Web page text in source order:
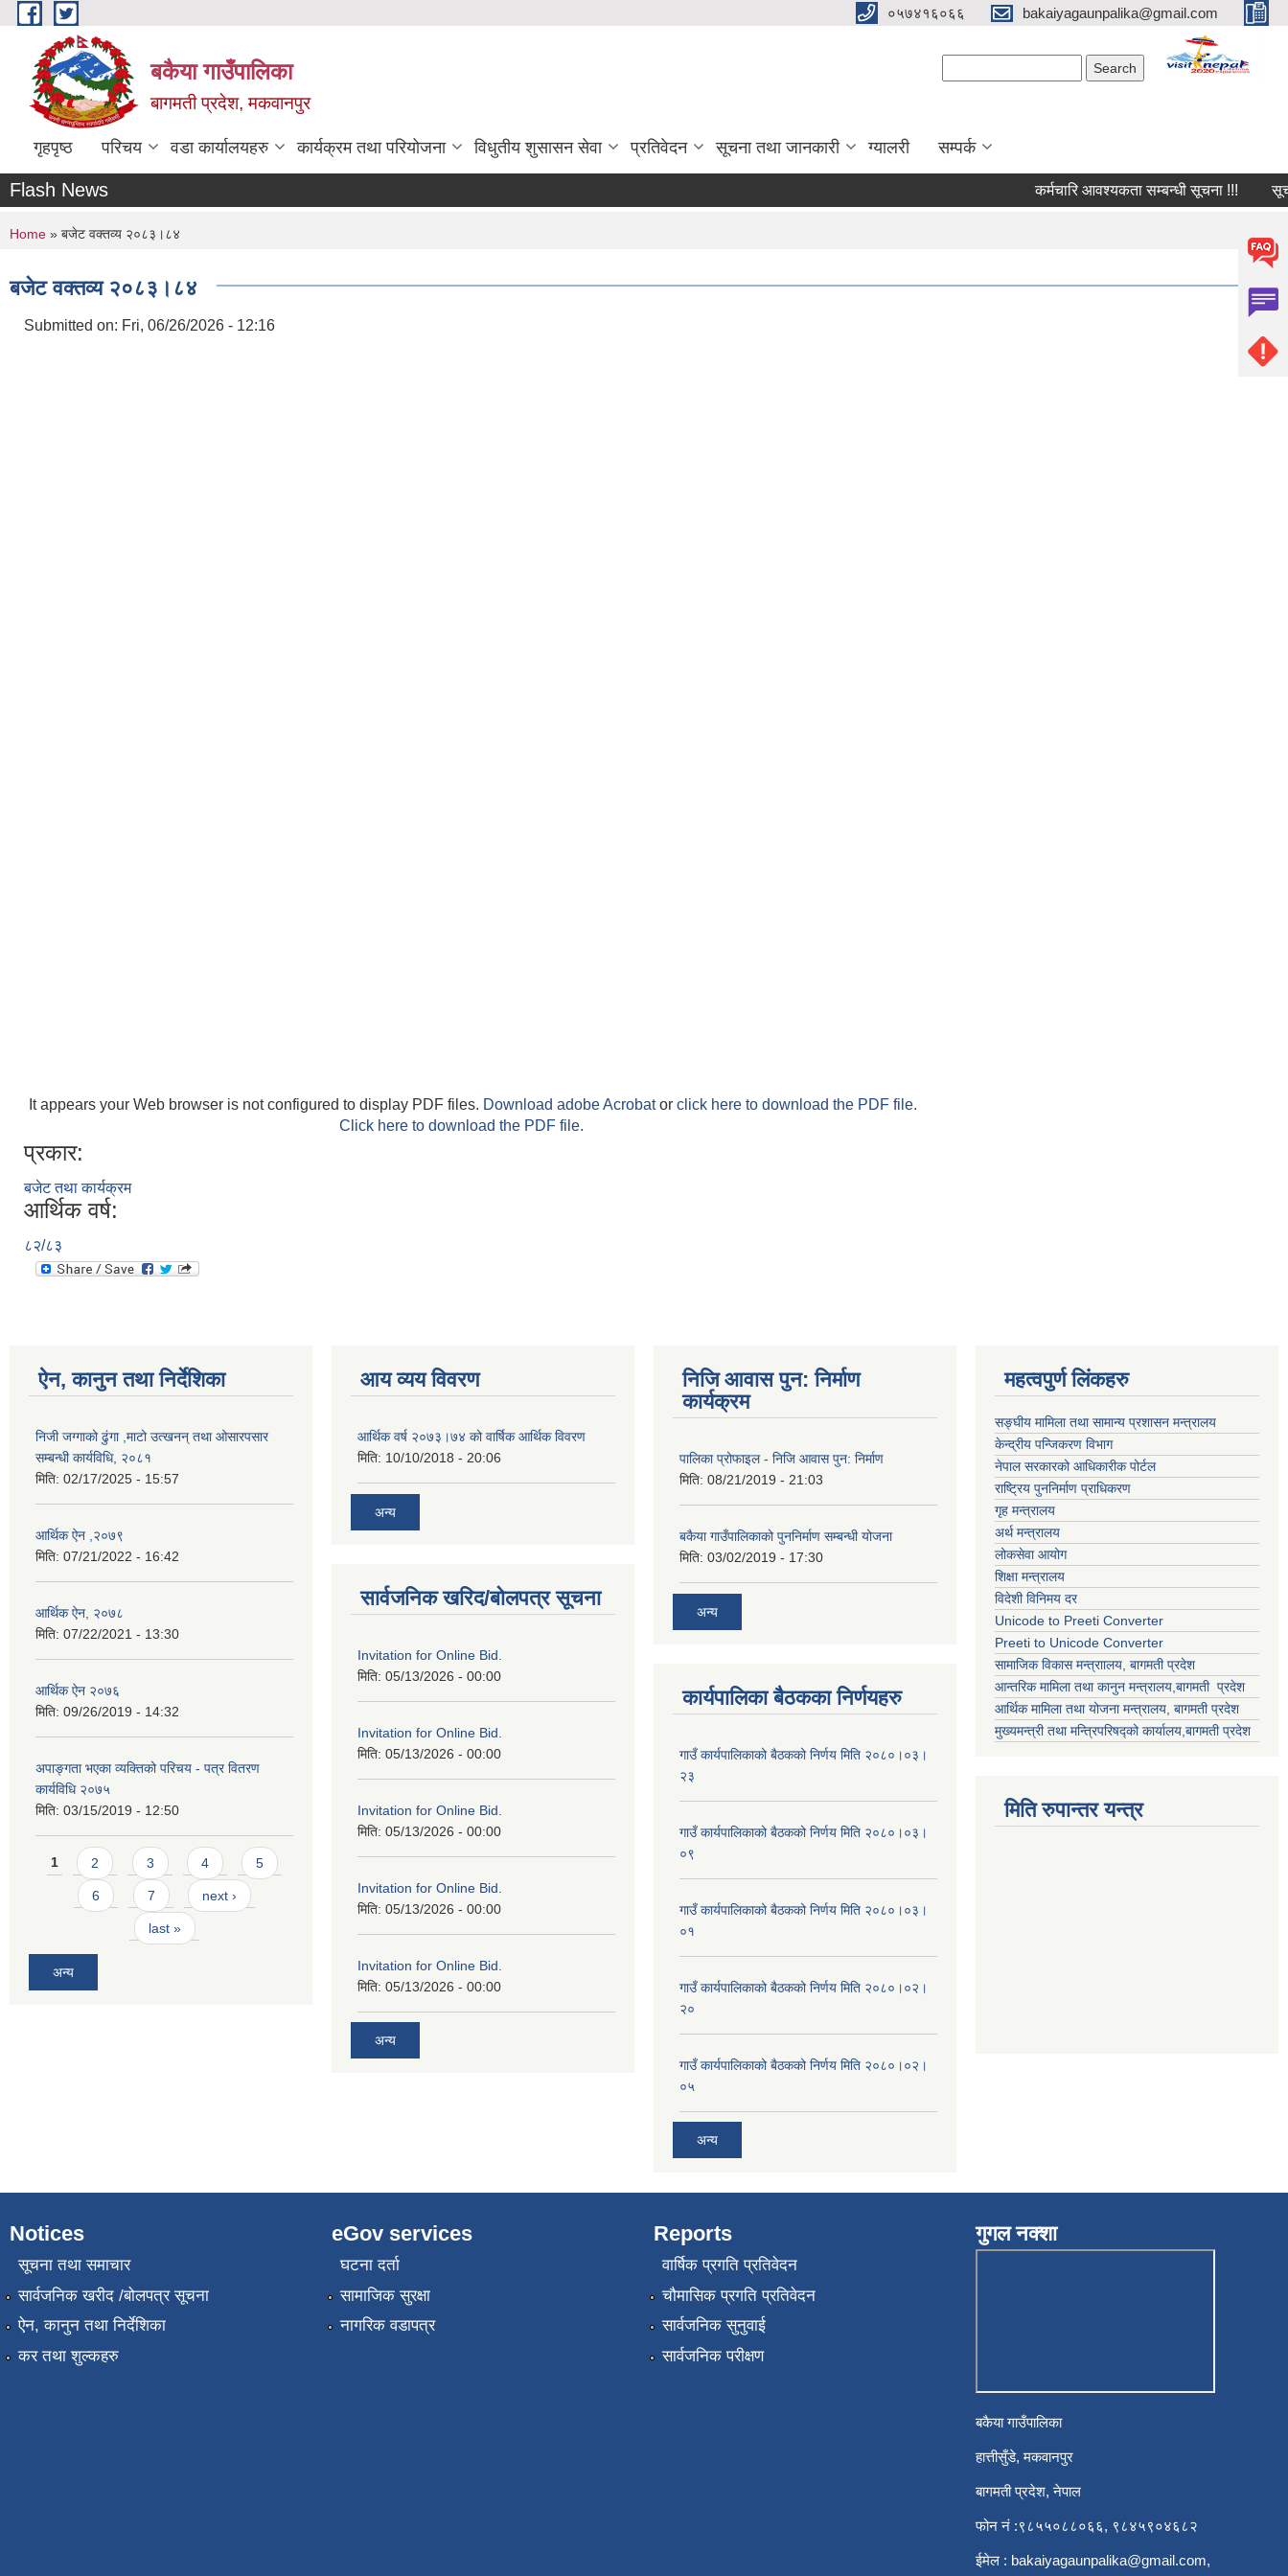
Skip to main content ०५७४१६०६६ bakaiyagaunpalika@gmail.com
बकैया गाउँपालिका
बागमती प्रदेश, मकवानपुर
गृहपृष्ठ परिचय वडा कार्यालयहरु कार्यक्रम तथा परियोजना विधुतीय शुसासन सेवा प्रतिवेदन सूचना तथा जानकारी ग्यालरी सम्पर्क
Flash News कर्मचारि आवश्यकता सम्बन्धी सूचना !!!
You are here
Home » बजेट वक्तव्य २०८३।८४
बजेट वक्तव्य २०८३।८४
Submitted on: Fri, 06/26/2026 - 12:16
It appears your Web browser is not configured to display PDF files. Download adobe Acrobator click here to download the PDF file.
Click here to download the PDF file.
प्रकार:
बजेट तथा कार्यक्रम
आर्थिक वर्ष:
८२/८३
ऐन, कानुन तथा निर्देशिका
निजी जग्गाको ढुंगा ,माटो उत्खनन् तथा ओसारपसार
सम्बन्धी कार्यविधि, २०८१
मिति: 02/17/2025 - 15:57
आर्थिक ऐन ,२०७९
मिति: 07/21/2022 - 16:42
आर्थिक ऐन, २०७८
मिति: 07/22/2021 - 13:30
आर्थिक ऐन २०७६
मिति: 09/26/2019 - 14:32
अपाङ्गता भएका व्यक्तिको परिचय - पत्र वितरण
कार्यविधि २०७५
मिति: 03/15/2019 - 12:50
Pages
1 2 3 4 5
6 7 next ›
last »
अन्य
आय व्यय विवरण
आर्थिक वर्ष २०७३।७४ को वार्षिक आर्थिक विवरण
मिति: 10/10/2018 - 20:06
अन्य
सार्वजनिक खरिद/बोलपत्र सूचना
Invitation for Online Bid.
मिति: 05/13/2026 - 00:00
Invitation for Online Bid.
मिति: 05/13/2026 - 00:00
Invitation for Online Bid.
मिति: 05/13/2026 - 00:00
Invitation for Online Bid.
मिति: 05/13/2026 - 00:00
Invitation for Online Bid.
मिति: 05/13/2026 - 00:00
अन्य
निजि आवास पुन: निर्माण
कार्यक्रम
पालिका प्रोफाइल - निजि आवास पुन: निर्माण
मिति: 08/21/2019 - 21:03
बकैया गाउँपालिकाको पुननिर्माण सम्बन्धी योजना
मिति: 03/02/2019 - 17:30
अन्य
कार्यपालिका बैठकका निर्णयहरु
गाउँ कार्यपालिकाको बैठकको निर्णय मिति २०८०।०३।
२३
गाउँ कार्यपालिकाको बैठकको निर्णय मिति २०८०।०३।
०९
गाउँ कार्यपालिकाको बैठकको निर्णय मिति २०८०।०३।
०१
गाउँ कार्यपालिकाको बैठकको निर्णय मिति २०८०।०२।
२०
गाउँ कार्यपालिकाको बैठकको निर्णय मिति २०८०।०२।
०५
अन्य
महत्वपुर्ण लिंकहरु
सङ्घीय मामिला तथा सामान्य प्रशासन मन्त्रालय
केन्द्रीय पन्जिकरण विभाग
नेपाल सरकारको आधिकारीक पोर्टल
राष्ट्रिय पुननिर्माण प्राधिकरण
गृह मन्त्रालय
अर्थ मन्त्रालय
लोकसेवा आयोग
शिक्षा मन्त्रालय
विदेशी विनिमय दर
Unicode to Preeti Converter
Preeti to Unicode Converter
सामाजिक विकास मन्त्राालय, बागमती प्रदेश
आन्तरिक मामिला तथा कानुन मन्त्रालय,बागमती प्रदेश
आर्थिक मामिला तथा योजना मन्त्रालय, बागमती प्रदेश
मुख्यमन्त्री तथा मन्त्रिपरिषद्को कार्यालय,बागमती प्रदेश
मिति रुपान्तर यन्त्र
Notices
सूचना तथा समाचार
सार्वजनिक खरीद /बोलपत्र सूचना
ऐन, कानुन तथा निर्देशिका
कर तथा शुल्कहरु
eGov services
घटना दर्ता
सामाजिक सुरक्षा
नागरिक वडापत्र
Reports
वार्षिक प्रगति प्रतिवेदन
चौमासिक प्रगति प्रतिवेदन
सार्वजनिक सुनुवाई
सार्वजनिक परीक्षण
गुगल नक्शा
बकैया गाउँपालिका
हात्तीसुँडे, मकवानपुर
बागमती प्रदेश, नेपाल
फोन नं :९८५५०८८०६६, ९८४५९०४६८२
ईमेल : bakaiyagaunpalika@gmail.com,